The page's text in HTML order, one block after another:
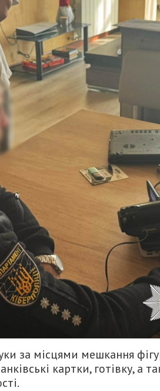
за місцями мешкання
картки, готівку, а